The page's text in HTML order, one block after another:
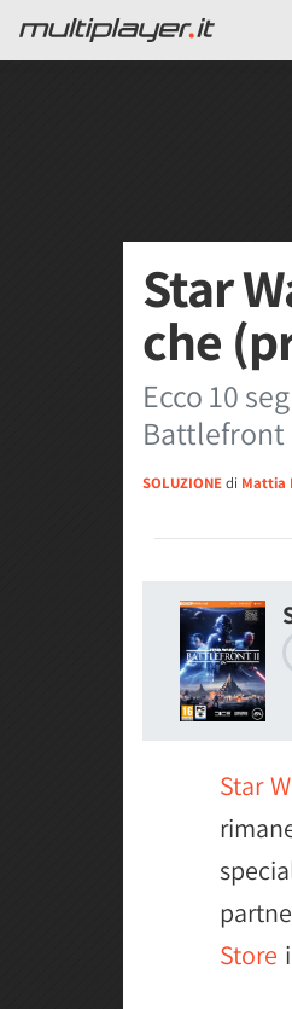
Star
che
Ecco 10
Battlefront
SOLUZIONEdi Mattia
Star
Store